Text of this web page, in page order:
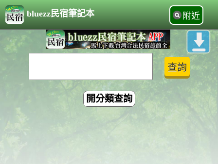
bluezz民宿筆記本 附近
開分類查詢